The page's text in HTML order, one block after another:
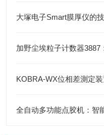
大塚电子Smart膜厚仪的
全自动多功能点胶机：智